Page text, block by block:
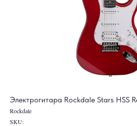
Электрогитара Rockdale Stars HSS
Rockdale
SKU: